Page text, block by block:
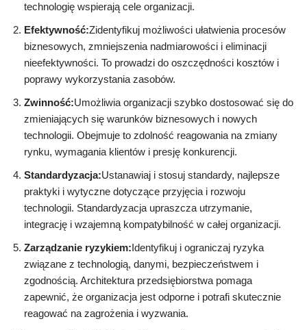
technologię wspierają cele organizacji.
Efektywność:Zidentyfikuj możliwości ułatwienia procesów
biznesowych, zmniejszenia nadmiarowości i eliminacji
nieefektywności. To prowadzi do oszczędności kosztów i
poprawy wykorzystania zasobów.
Zwinność:Umożliwia organizacji szybko dostosować się do
zmieniających się warunków biznesowych i nowych
technologii. Obejmuje to zdolność reagowania na zmiany
rynku, wymagania klientów i presję konkurencji.
Standardyzacja:Ustanawiaj i stosuj standardy, najlepsze
praktyki i wytyczne dotyczące przyjęcia i rozwoju
technologii. Standardyzacja upraszcza utrzymanie,
integrację i wzajemną kompatybilność w całej organizacji.
Zarządzanie ryzykiem:Identyfikuj i ograniczaj ryzyka
związane z technologią, danymi, bezpieczeństwem i
zgodnością. Architektura przedsiębiorstwa pomaga
zapewnić, że organizacja jest odporne i potrafi skutecznie
reagować na zagrożenia i wyzwania.